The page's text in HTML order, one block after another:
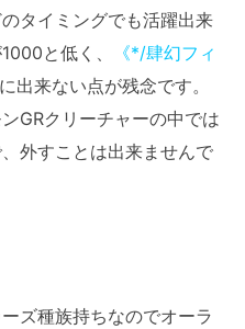
タイミングでも活躍出来
と低く、
《*/肆幻フィ
出来ない点が残念です。
GRクリーチャーの中では
外すことは出来ませんで
ズ種族持ちなのでオーラ